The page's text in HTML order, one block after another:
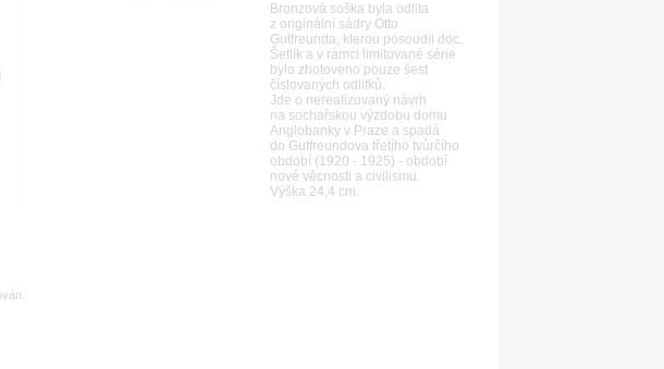
Bronzová soška byla odlita
z originální sádry Otto
Gutfreunda, kterou posoudil doc.
Šetlík a v rámci limitované série
bylo zhotoveno pouze šest
číslovaných odlitků.
Jde o nerealizovaný návrh
na sochařskou výzdobu domu
Anglobanky v Praze a spadá
do Gutfreundova třetího tvůrčího
období (1920 - 1925) - období
nové věcnosti a civilismu.
Výška 24,4 cm.